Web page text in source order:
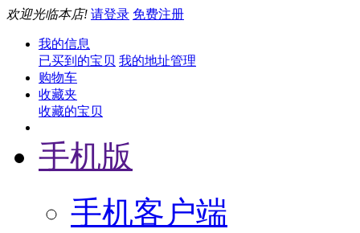
欢迎光临本店! 请登录 免费注册
我的信息
已买到的宝贝 我的地址管理
购物车
收藏夹
收藏的宝贝
手机版
手机客户端